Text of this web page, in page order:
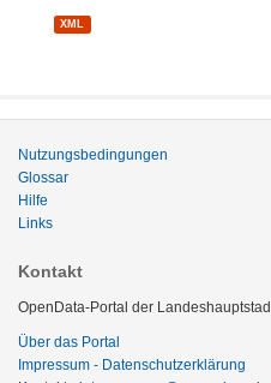
XML
Nutzungsbedingungen
Glossar
Hilfe
Links
Kontakt
OpenData-Portal der
Über das Portal
Impressum - Datenschutzerklärung